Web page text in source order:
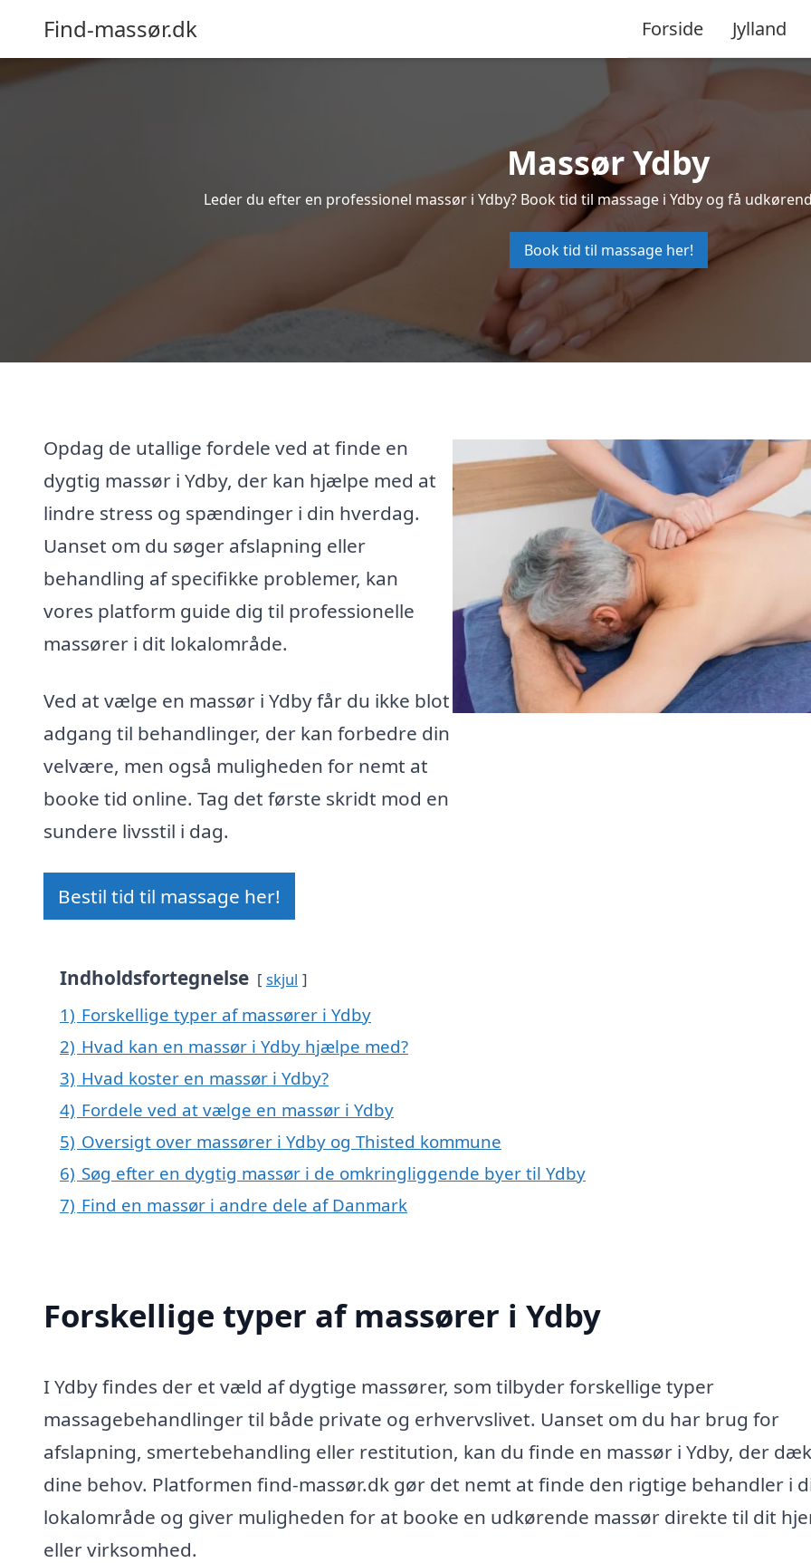
Find-massør.dk Forside Jylland
Massør Ydby
Leder du efter en professionel massør i Ydby? Book tid til massage i Ydby og få
Book tid til massage her!
Opdag de utallige fordele ved at finde en
dygtig massør i Ydby, der kan hjælpe med at
lindre stress og spændinger i din hverdag.
Uanset om du søger afslapning eller
behandling af specifikke problemer, kan
vores platform guide dig til professionelle
massører i dit lokalområde.
Ved at vælge en massør i Ydby får du ikke blot
adgang til behandlinger, der kan forbedre din
velvære, men også muligheden for nemt at
booke tid online. Tag det første skridt mod en
sundere livsstil i dag.
Bestil tid til massage her!
Indholdsfortegnelse skjul
1) Forskellige typer af massører i Ydby
2) Hvad kan en massør i Ydby hjælpe med?
3) Hvad koster en massør i Ydby?
4) Fordele ved at vælge en massør i Ydby
5) Oversigt over massører i Ydby og Thisted kommune
6) Søg efter en dygtig massør i de omkringliggende byer til Ydby
7) Find en massør i andre dele af Danmark
Forskellige typer af massører i Ydby
I Ydby findes der et væld af dygtige massører, som tilbyder forskellige typer
massagebehandlinger til både private og erhvervslivet. Uanset om du har brug for
afslapning, smertebehandling eller restitution, kan du finde en massør i Ydby, der
dine behov. Platformen find-massør.dk gør det nemt at finde den rigtige behandler i
lokalområde og giver muligheden for at booke en udkørende massør direkte til dit
eller virksomhed.